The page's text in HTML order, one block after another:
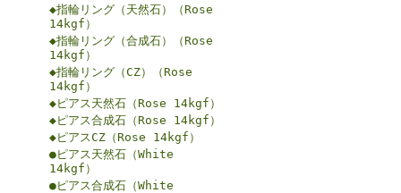
◆指輪リング（天然石）（Rose
14kgf）
◆指輪リング（合成石）（Rose
14kgf）
◆指輪リング（CZ）（Rose
14kgf）
◆ピアス天然石（Rose 14kgf）
◆ピアス合成石（Rose 14kgf）
◆ピアスCZ（Rose 14kgf）
●ピアス天然石（White
14kgf）
●ピアス合成石（White